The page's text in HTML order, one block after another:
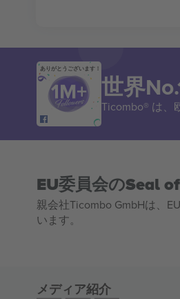
ありがとうございます！
世界
Ticombo® は、
EU委員会のSeal
親会社Ticombo GmbHは、
います。
メディア紹介